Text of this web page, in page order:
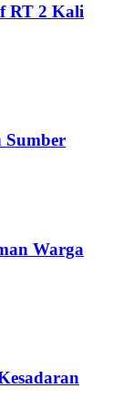
RT 2 Kali
Warga